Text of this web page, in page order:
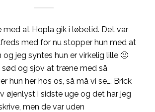
med at Hopla gik i løbetid. Det var
med for nu stopper hun med at
og jeg syntes hun er virkelig lille 🙂
sød og sjov at træne med så
hun her hos os, så må vi se…. Brick
øjenlyst i sidste uge og det har jeg
men de var uden